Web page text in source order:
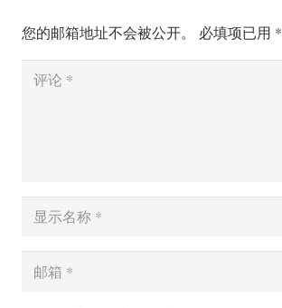
您的邮箱地址不会被公开。 必填项已用 *